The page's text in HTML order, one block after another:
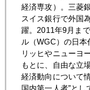
7月 8月
2019年11月29日
ＧＯＬＤ ＰＲＥＳＳ
経済専攻）。三菱
スイス銀行で外国
躍。2011年9月ま
ル（WGC）の日
リッヒやニューヨ
もとに、自由な立
経済動向について
国内第一人者”と